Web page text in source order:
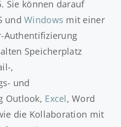
Sie können darauf
undWindows mit einer
Authentifizierung
Speicherplatz
,
und
Outlook, Excel, Word
die Kollaboration mit